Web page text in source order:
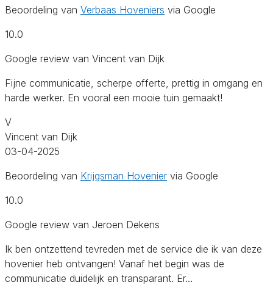
Beoordeling van Verbaas Hoveniers via Google
10.0
Google review van Vincent van Dijk
Fijne communicatie, scherpe offerte, prettig in omgang en
harde werker. En vooral een mooie tuin gemaakt!
V
Vincent van Dijk
03-04-2025
Beoordeling van Krijgsman Hovenier via Google
10.0
Google review van Jeroen Dekens
Ik ben ontzettend tevreden met de service die ik van deze
hovenier heb ontvangen! Vanaf het begin was de
communicatie duidelijk en transparant. Er…